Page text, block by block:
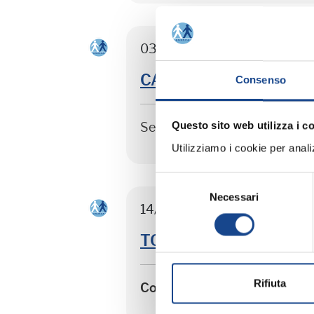
Consenso
Questo sito web utilizza i
Utilizziamo i cookie per
consenso
Necessari
Rifiuta
03/09/26 - Seminario di
CASTEL SAN PIETRO
Seminario di aggiornamento
14/09/26 - Corso riservato
TORRE DEL GRECO -
Corso riservato agli